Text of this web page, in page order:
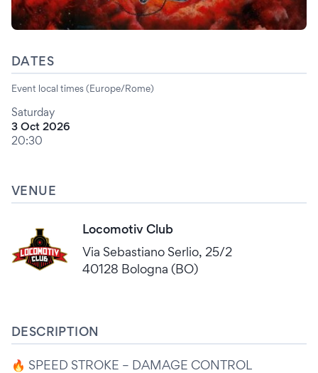
DATES
Event local times (Europe/Rome)
Saturday
3 Oct 2026
20:30
VENUE
Locomotiv Club
Via Sebastiano Serlio, 25/2
40128 Bologna (BO)
DESCRIPTION
🔥 SPEED STROKE – DAMAGE CONTROL